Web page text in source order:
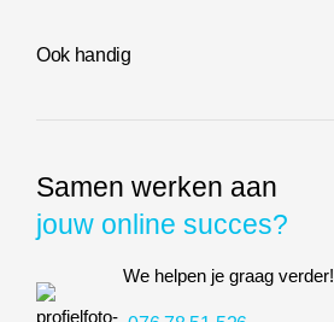
Samen werken aan
jouw online succes?
We helpen je graag verder!
Ook handig